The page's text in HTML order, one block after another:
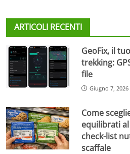
ARTICOLI RECENTI
GeoFix, il
trekking:
file
Giugno 7, 2026
Come
equilibrati
check-list
scaffale